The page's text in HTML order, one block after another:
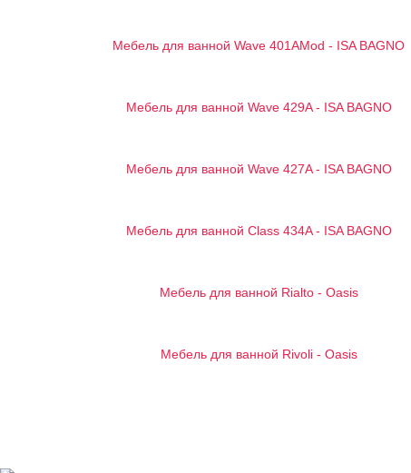
Мебель для ванной Wave 401AMod - ISA BAGNO
Мебель для ванной Wave 429A - ISA BAGNO
Мебель для ванной Wave 427A - ISA BAGNO
Мебель для ванной Class 434A - ISA BAGNO
Мебель для ванной Rialto - Oasis
Мебель для ванной Rivoli - Oasis